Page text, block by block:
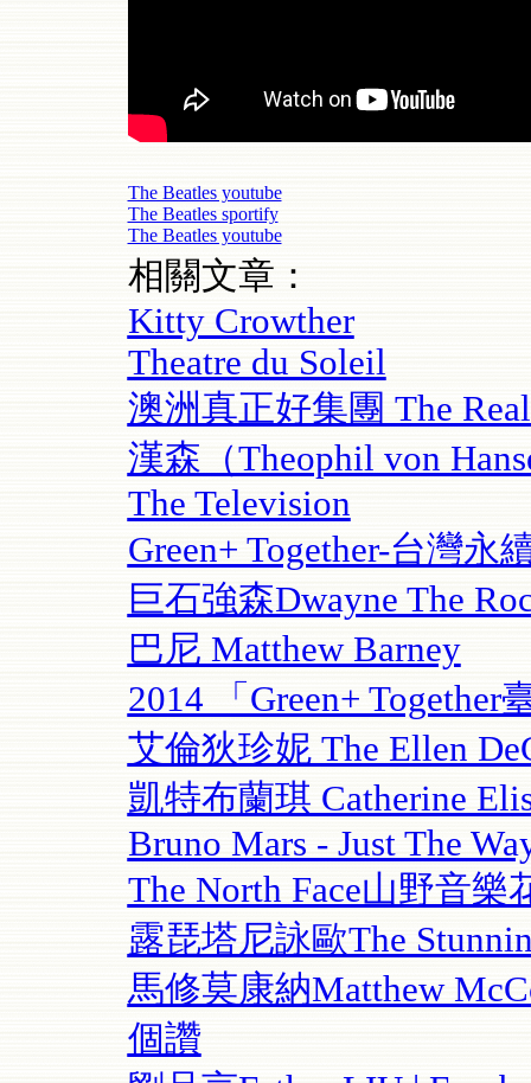
The Beatles youtube
The Beatles sportify
The Beatles youtube
相關文章：
Kitty Crowther
Theatre du Soleil
澳洲真正好集團 The
漢森（Theophil von
The Television
Green+ Together-台灣永
巨石強森Dwayne The
巴尼 Matthew Barney
2014 「Green+ Together
艾倫狄珍妮 The Ellen
凱特布蘭琪 Catherine
Bruno Mars - Just The
The North Face山野音樂
露琵塔尼詠歐The
馬修莫康納Matthew
個讚